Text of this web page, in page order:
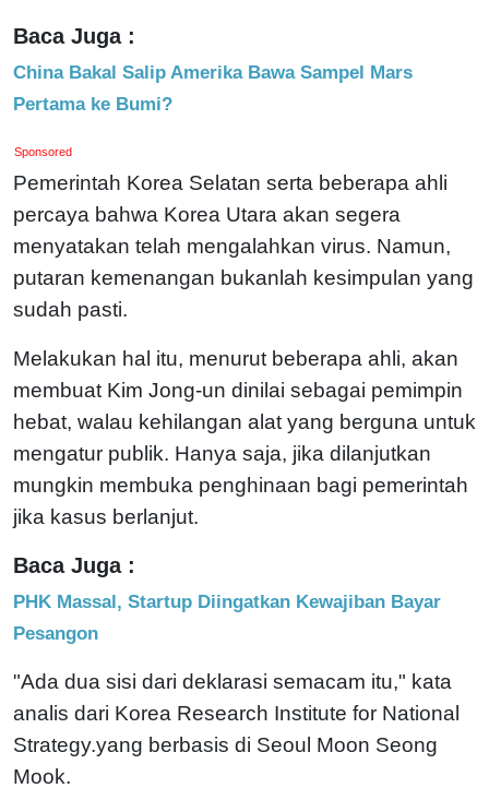
Baca Juga :
China Bakal Salip Amerika Bawa Sampel Mars
Pertama ke Bumi?
Sponsored
Pemerintah Korea Selatan serta beberapa ahli
percaya bahwa Korea Utara akan segera
menyatakan telah mengalahkan virus. Namun,
putaran kemenangan bukanlah kesimpulan yang
sudah pasti.
Melakukan hal itu, menurut beberapa ahli, akan
membuat Kim Jong-un dinilai sebagai pemimpin
hebat, walau kehilangan alat yang berguna untuk
mengatur publik. Hanya saja, jika dilanjutkan
mungkin membuka penghinaan bagi pemerintah
jika kasus berlanjut.
Baca Juga :
PHK Massal, Startup Diingatkan Kewajiban Bayar
Pesangon
"Ada dua sisi dari deklarasi semacam itu," kata
analis dari Korea Research Institute for National
Strategy.yang berbasis di Seoul Moon Seong
Mook.